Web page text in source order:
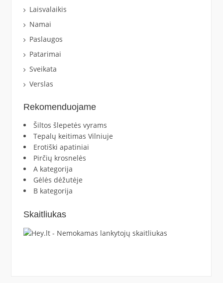
Laisvalaikis
Namai
Paslaugos
Patarimai
Sveikata
Verslas
Rekomenduojame
Šiltos šlepetės vyrams
Tepalų keitimas Vilniuje
Erotiški apatiniai
Pirčių krosnelės
A kategorija
Gėlės dėžutėje
B kategorija
Skaitliukas